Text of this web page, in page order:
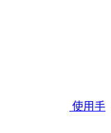
使用手